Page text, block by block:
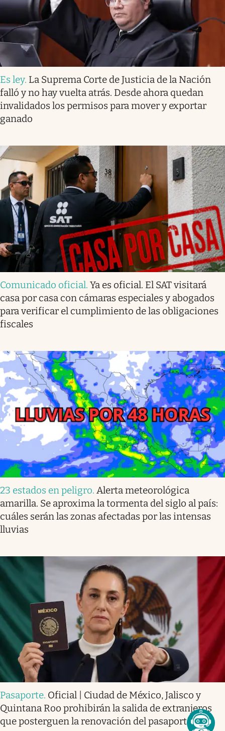
Es ley. La Suprema Corte de Justicia de la Nación
falló y no hay vuelta atrás. Desde ahora quedan
invalidados los permisos para mover y exportar
ganado
Comunicado oficial. Ya es oficial. El SAT visitará
casa por casa con cámaras especiales y abogados
para verificar el cumplimiento de las obligaciones
fiscales
23 estados en peligro. Alerta meteorológica
amarilla. Se aproxima la tormenta del siglo al país:
cuáles serán las zonas afectadas por las intensas
lluvias
Pasaporte. Oficial | Ciudad de México, Jalisco y
Quintana Roo prohibirán la salida de extranjeros
que posterguen la renovación del pasaporte